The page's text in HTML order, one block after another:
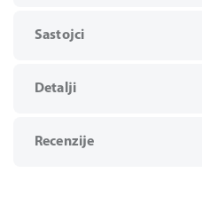
Sastojci
Detalji
Recenzije